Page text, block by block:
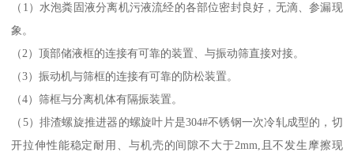
（1）水泡粪固液分离机污液流经的各部位密封良好，无滴、参漏现
象。
（2）顶部储液框的连接有可靠的装置、与振动筛直接对接。
（3）振动机与筛框的连接有可靠的防松装置。
（4）筛框与分离机体有隔振装置。
（5）排渣螺旋推进器的螺旋叶片是304#不锈钢一次冷轧成型的，切
开拉伸性能稳定耐用、与机壳的间隙不大于2mm,且不发生摩擦现